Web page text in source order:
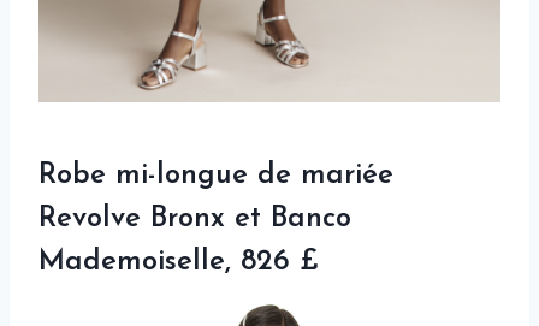
Robe mi-longue de mariée
Revolve Bronx et Banco
Mademoiselle, 826 £